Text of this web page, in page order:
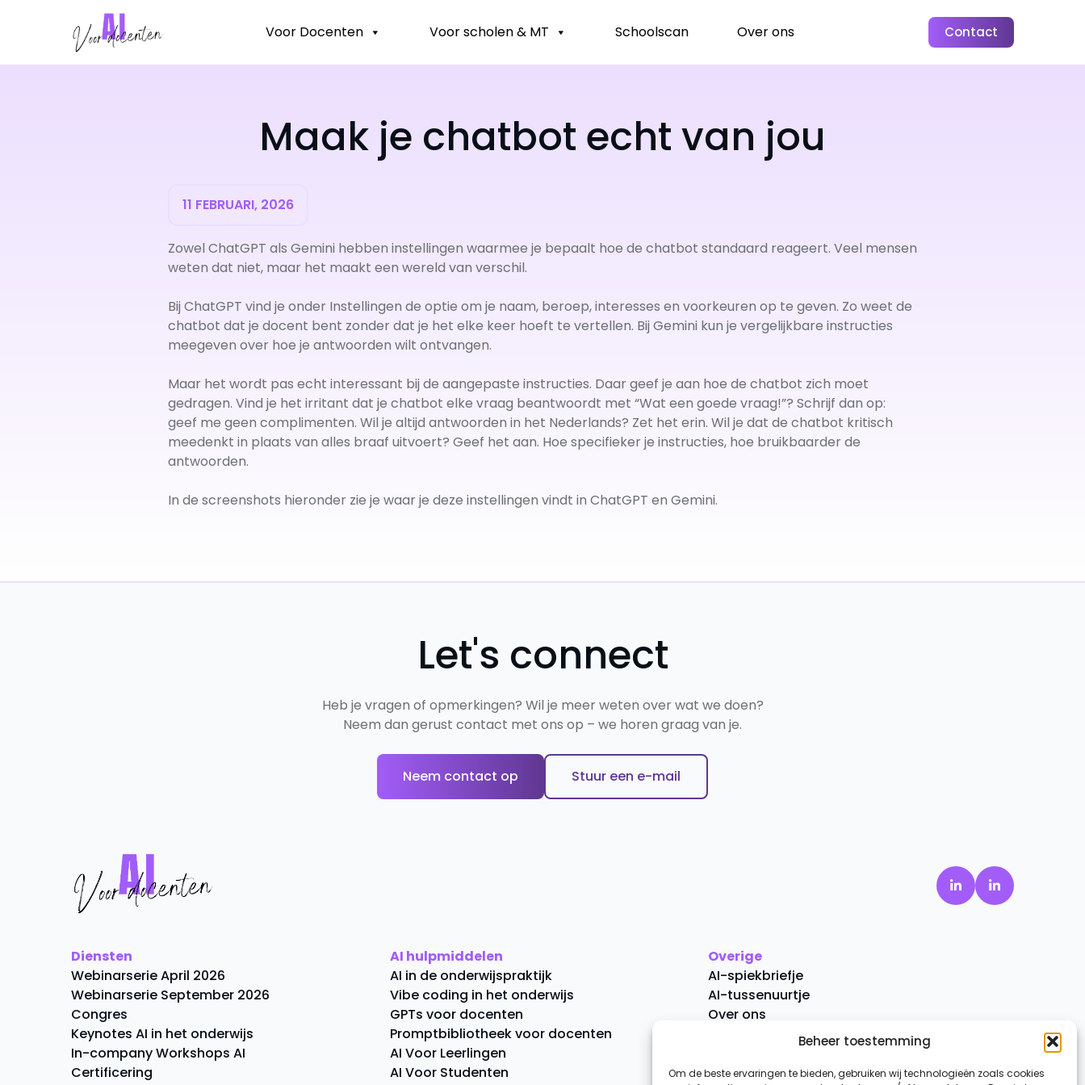
Beheer toestemming
Om de beste ervaringen te bieden, gebruiken wij technologieën zoals cookies
inhoud
Voor Docenten Voor scholen & MT Schoolscan Over ons Contact
Maak je chatbot echt van jou
11 FEBRUARI, 2026
Zowel ChatGPT als Gemini hebben instellingen waarmee je bepaalt hoe de chatbot standaard reageert. Veel mensen
weten dat niet, maar het maakt een wereld van verschil.
Bij ChatGPT vind je onder Instellingen de optie om je naam, beroep, interesses en voorkeuren op te geven. Zo weet de
chatbot dat je docent bent zonder dat je het elke keer hoeft te vertellen. Bij Gemini kun je vergelijkbare instructies
meegeven over hoe je antwoorden wilt ontvangen.
Maar het wordt pas echt interessant bij de aangepaste instructies. Daar geef je aan hoe de chatbot zich moet
gedragen. Vind je het irritant dat je chatbot elke vraag beantwoordt met “Wat een goede vraag!”? Schrijf dan op:
geef me geen complimenten. Wil je altijd antwoorden in het Nederlands? Zet het erin. Wil je dat de chatbot kritisch
meedenkt in plaats van alles braaf uitvoert? Geef het aan. Hoe specifieker je instructies, hoe bruikbaarder de
antwoorden.
In de screenshots hieronder zie je waar je deze instellingen vindt in ChatGPT en Gemini.
Let's connect
Heb je vragen of opmerkingen? Wil je meer weten over wat we doen?
Neem dan gerust contact met ons op – we horen graag van je.
Neem contact op Stuur een e-mail
Diensten
Webinarserie April 2026
Webinarserie September 2026
Congres
Keynotes AI in het onderwijs
In-company Workshops AI
Certificering
AI hulpmiddelen
AI in de onderwijspraktijk
Vibe coding in het onderwijs
GPTs voor docenten
Promptbibliotheek voor docenten
AI Voor Leerlingen
AI Voor Studenten
Overige
AI-spiekbriefje
AI-tussenuurtje
Over ons